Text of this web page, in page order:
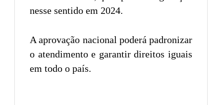
nesse sentido em 2024.
A aprovação nacional poderá padronizar
o atendimento e garantir direitos iguais
em todo o país.